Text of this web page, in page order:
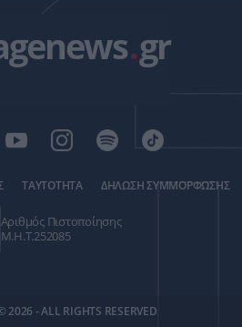
.gr
ΤΑΥΤΟΤΗΤΑ ΔΗΛΩΣΗ ΣΥΜΜΟΡΦΩΣΗΣ
Αριθμός Πιστοποίησης
Μ.Η.Τ.252085
2026 - ALL RIGHTS RESERVED